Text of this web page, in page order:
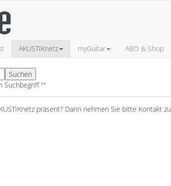
AKUSTIKnetz myGuitar ABO & Shop
Suchbegriff ""
präsent? Dann nehmen Sie bitte Kontakt zu